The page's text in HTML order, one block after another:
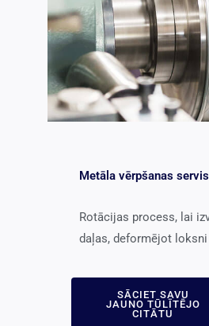
Metāla vērpšanas
Rotācijas process, lai
daļas, deformējot
SĀCIET SAVU
JAUNO TŪLĪTĒJO
CITĀTU